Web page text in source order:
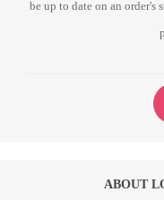
be up to date on an order's
ABOUT